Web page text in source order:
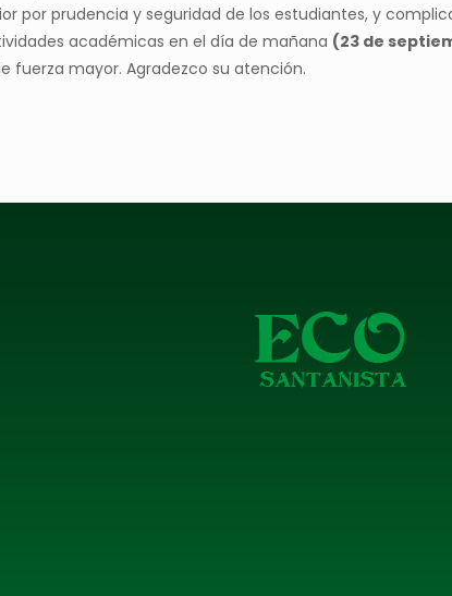
por prudencia y seguridad de los estudiantes, y
académicas en el día de mañana (23 de
fuerza mayor. Agradezco su atención.